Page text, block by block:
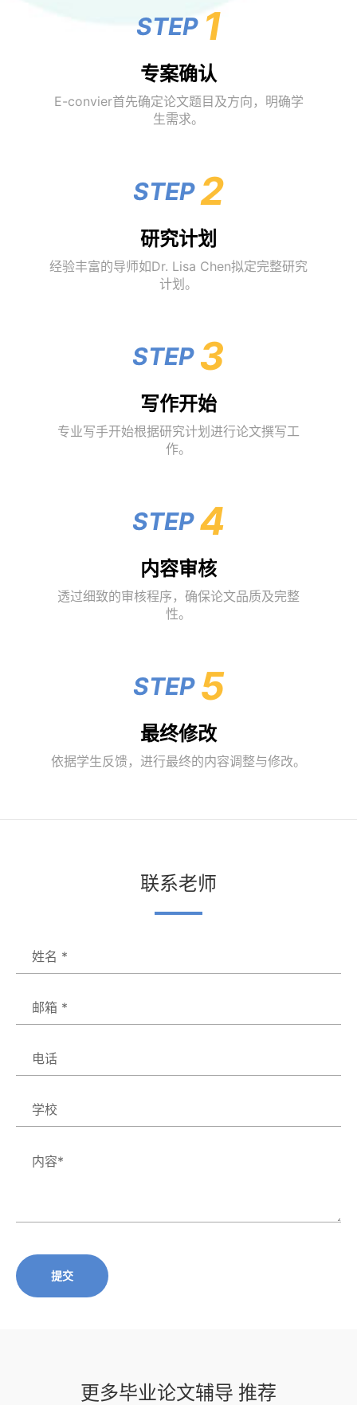
STEP 1
专案确认
E-convier首先确定论文题目及方向，明确学
生需求。
STEP2
研究计划
经验丰富的导师如Dr. Lisa Chen拟定完整研究
计划。
STEP 3
写作开始
专业写手开始根据研究计划进行论文撰写工
作。
STEP4
内容审核
透过细致的审核程序，确保论文品质及完整
性。
STEP 5
最终修改
依据学生反馈，进行最终的内容调整与修改。
联系老师
提交
更多毕业论文辅导 推荐